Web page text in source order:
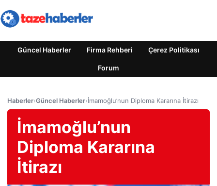
Güncel Haberler Firma Rehberi Çerez Politikası
Forum
Haberler›Güncel Haberler›İmamoğlu’nun Diploma Kararına İtirazı
İmamoğlu’nun
Diploma Kararına
İtirazı